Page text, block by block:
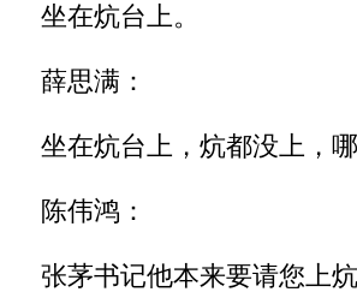
坐在炕台上。
薛思满：
坐在炕台上，炕都没上，
陈伟鸿：
张茅书记他本来要请您上